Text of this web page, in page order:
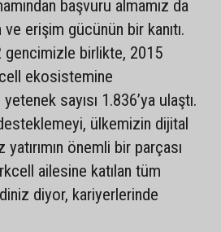
başvuru almamız da
ve erişim gücünün bir kanıtı.
gencimizle birlikte, 2015
ekosistemine
yetenek sayısı 1.836’ya ulaştı.
ülkemizin dijital
yatırımın önemli bir parçası
ailesine katılan tüm
diyor, kariyerlerinde